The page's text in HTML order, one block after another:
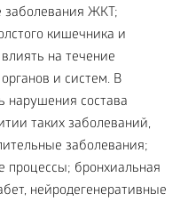
заболевания ЖКТ;
кишечника и
на течение
и систем. В
нарушения состава
таких заболеваний,
заболевания;
процессы; бронхиальная
нейродегенеративные